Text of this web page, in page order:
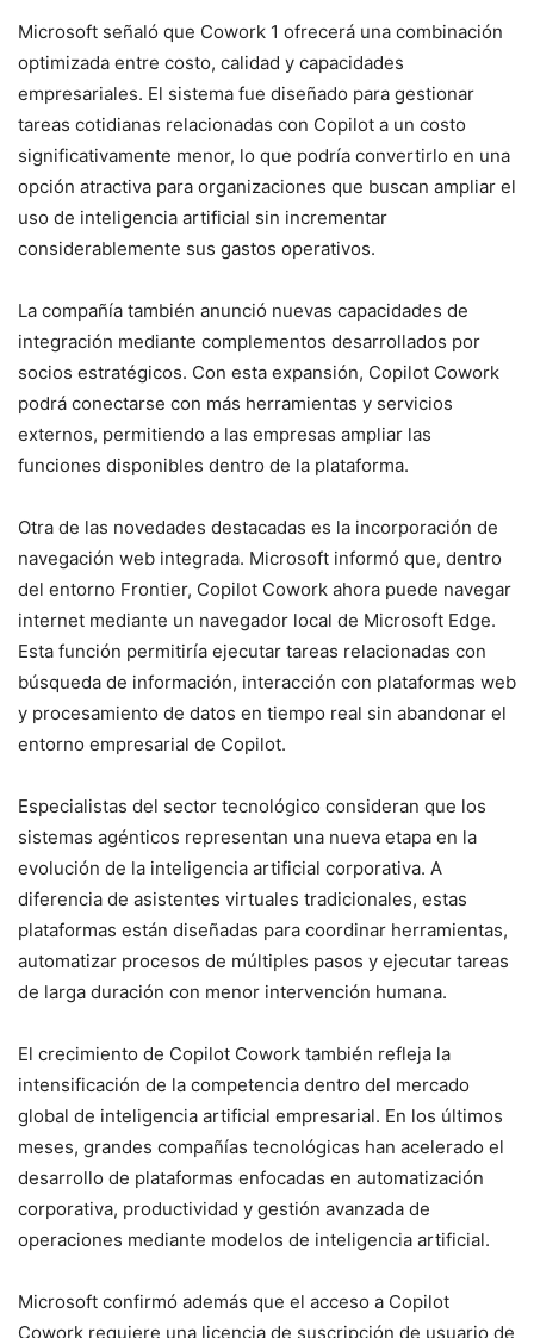
Microsoft señaló que Cowork 1 ofrecerá una combinación
optimizada entre costo, calidad y capacidades
empresariales. El sistema fue diseñado para gestionar
tareas cotidianas relacionadas con Copilot a un costo
significativamente menor, lo que podría convertirlo en una
opción atractiva para organizaciones que buscan ampliar el
uso de inteligencia artificial sin incrementar
considerablemente sus gastos operativos.
La compañía también anunció nuevas capacidades de
integración mediante complementos desarrollados por
socios estratégicos. Con esta expansión, Copilot Cowork
podrá conectarse con más herramientas y servicios
externos, permitiendo a las empresas ampliar las
funciones disponibles dentro de la plataforma.
Otra de las novedades destacadas es la incorporación de
navegación web integrada. Microsoft informó que, dentro
del entorno Frontier, Copilot Cowork ahora puede navegar
internet mediante un navegador local de Microsoft Edge.
Esta función permitiría ejecutar tareas relacionadas con
búsqueda de información, interacción con plataformas web
y procesamiento de datos en tiempo real sin abandonar el
entorno empresarial de Copilot.
Especialistas del sector tecnológico consideran que los
sistemas agénticos representan una nueva etapa en la
evolución de la inteligencia artificial corporativa. A
diferencia de asistentes virtuales tradicionales, estas
plataformas están diseñadas para coordinar herramientas,
automatizar procesos de múltiples pasos y ejecutar tareas
de larga duración con menor intervención humana.
El crecimiento de Copilot Cowork también refleja la
intensificación de la competencia dentro del mercado
global de inteligencia artificial empresarial. En los últimos
meses, grandes compañías tecnológicas han acelerado el
desarrollo de plataformas enfocadas en automatización
corporativa, productividad y gestión avanzada de
operaciones mediante modelos de inteligencia artificial.
Microsoft confirmó además que el acceso a Copilot
Cowork requiere una licencia de suscripción de usuario de